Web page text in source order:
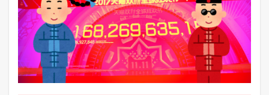
1
日
は
中
国
は
独